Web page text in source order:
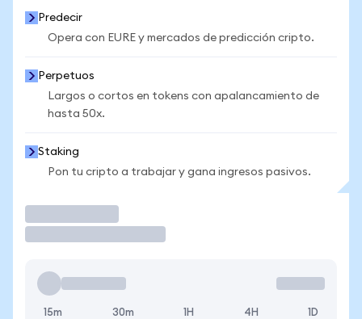
Predecir
Opera con EURE y mercados de predicción cripto.
Perpetuos
Largos o cortos en tokens con apalancamiento de
hasta 50x.
Staking
Pon tu cripto a trabajar y gana ingresos pasivos.
15m 30m 1H 4H 1D